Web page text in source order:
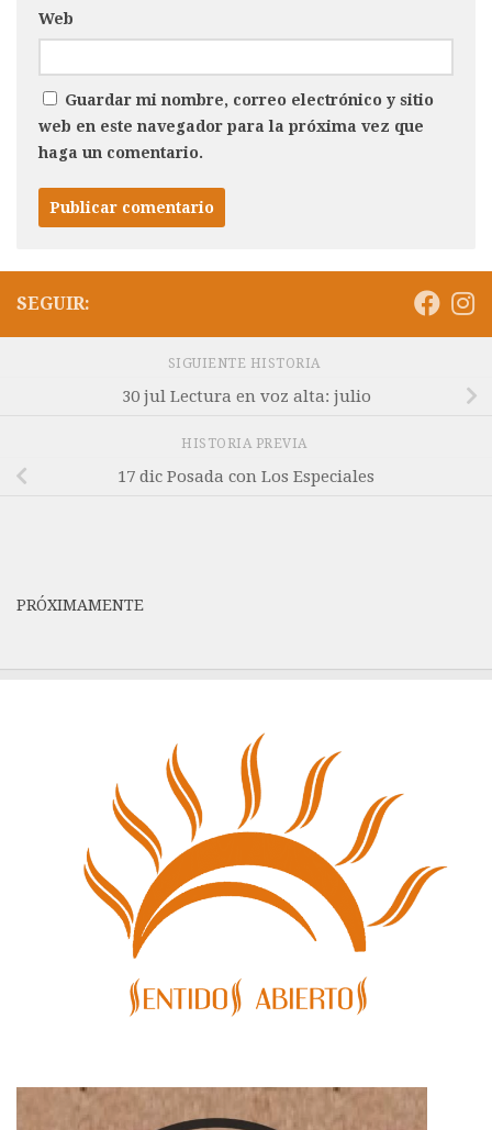
Web
Guardar mi nombre, correo electrónico y sitio
web en este navegador para la próxima vez que
haga un comentario.
SEGUIR:
SIGUIENTE HISTORIA
30 jul Lectura en voz alta: julio
HISTORIA PREVIA
17 dic Posada con Los Especiales
PRÓXIMAMENTE